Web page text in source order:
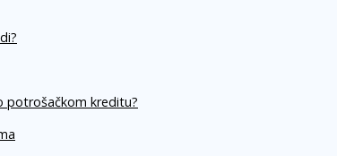
potrošačkom kreditu?